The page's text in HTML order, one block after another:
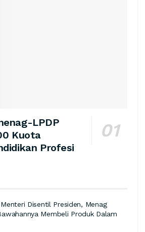
LPDP
Kuota
Profesi
Disentil Presiden, Menag
Membeli Produk Dalam